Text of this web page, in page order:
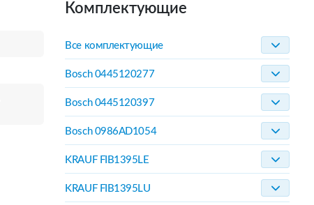
Комплектующие
Все комплектующие
Bosch 0445120277
Bosch 0445120397
Bosch 0986AD1054
KRAUF FIB1395LE
KRAUF FIB1395LU